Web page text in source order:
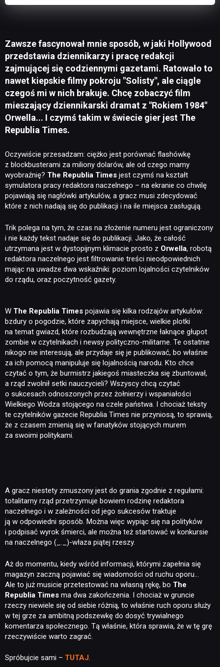
Zawsze fascynował mnie sposób, w jaki Hollywood
przedstawia dziennikarzy i pracę redakcji
zajmującej się codziennymi gazetami. Ratowało to
nawet kiepskie filmy pokroju "Solisty", ale ciągle
czegoś mi w nich brakuje. Chcę zobaczyć film
mieszający dziennikarski dramat z "Rokiem 1984"
Orwella... I czymś takim w świecie gier jest The
Republia Times.
Oczywiście przesadzam: ciężko jest porównać flashówkę
z blockbusterami za miliony dolarów, ale od czego mamy
wyobraźnię? The Republia Times jest czymś na kształt
symulatora pracy redaktora naczelnego – na ekranie co chwilę
pojawiają się nagłówki artykułów, a gracz musi zdecydować
które z nich nadają się do publikacji i na ile miejsca zasługują.
Trik polega na tym, że czas na złożenie numeru jest ograniczony
i nie każdy tekst nadaje się do publikacji. Jako, że całość
utrzymana jest w dystopijnym klimacie prosto z Orwella, robotą
redaktora naczelnego jest filtrowanie treści nieodpowiednich
mając na uwadze dwa wskaźniki: poziom lojalności czytelników
do rządu, oraz poczytność gazety.
W The Republia Times pojawia się kilka rodzajów artykułów:
bzdury o pogodzie, które zapychają miejsce, wielkie plotki
na temat gwiazd, które rozbudzają wewnętrzne łaknące głupot
zombie w czytelnikach i newsy polityczno-militarne. Te ostatnie
nikogo nie interesują, ale przydaje się je publikować, bo właśnie
za ich pomocą manipuluje się lojalnością narodu. Kto chce
czytać o tym, że burmistrz jakiegoś miasteczka się zbuntował,
a rząd zwolnił setki nauczycieli? Wszyscy chcą czytać
o sukcesach odnoszonych przez żołnierzy i wspaniałości
Wielkiego Wodza stojącego na czele państwa. I chociaż teksty
te czytelników gazecie Republia Times nie przyniosą, to sprawią,
że z czasem zmienią się w fanatyków stojących murem
za swoimi politykami.
A gracz niestety zmuszony jest do grania zgodnie z regułami:
totalitarny rząd przetrzymuje bowiem rodzinę redaktora
naczelnego i w zależności od jego sukcesów traktuje
ją w odpowiedni sposób. Można więc wypiąc się na polityków
i podpisać wyrok śmierci, ale można też startować w konkursie
na naczelnego (_._)-właza piątej rzeszy.
Aż do momentu, kiedy wśród informacji, którymi zapełnia się
magazyn zaczną pojawiać się wiadomości od ruchu oporu…
Ale to już musicie przetestować na własną rękę, bo The
Republia Times ma dwa zakończenia. I chociaż w gruncie
rzeczy niewiele się od siebie różnią, to właśnie ruch oporu służy
w tej grze za ambitną podszewkę do dosyć trywialnego
komentarza społecznego. Tą właśnie, która sprawia, że w tę grę
rzeczywiście warto zagrać.
Spróbujcie sami – TUTAJ.